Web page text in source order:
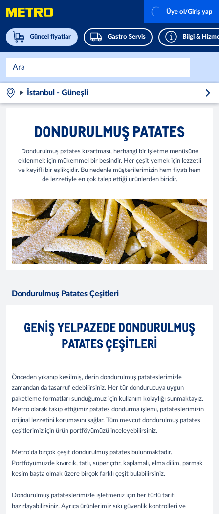
Güncel fiyatlar Gastro Servis Bilgi &
Üye ol/Giriş yap
İstanbul - Güneşli
DONDURULMUŞ PATATES
Dondurulmuş patates kızartması, herhangi bir işletme menüsüne
eklenmek için mükemmel bir besindir. Her çeşit yemek için lezzetli
ve keyifli bir eşlikçidir. Bu nedenle müşterilerimizin hem fiyatı hem
de lezzetiyle en çok talep ettiği ürünlerden biridir.
Dondurulmuş Patates Çeşitleri
GENIŞ YELPAZEDE DONDURULMUŞ
PATATES ÇEŞITLERI
Önceden yıkanıp kesilmiş, derin dondurulmuş patateslerimizle
zamandan da tasarruf edebilirsiniz. Her tür dondurucuya uygun
paketleme formatları sunduğumuz için kullanım kolaylığı sunmaktayız.
Metro olarak takip ettiğimiz patates dondurma işlemi, patateslerimizin
orijinal lezzetini korumasını sağlar. Tüm mevcut dondurulmuş patates
çeşitlerimiz için ürün portföyümüzü inceleyebilirsiniz.
Metro'da birçok çeşit dondurulmuş patates bulunmaktadır.
Portföyümüzde kıvırcık, tatlı, süper çıtır, kaplamalı, elma dilim, parmak
kesim başta olmak üzere birçok farklı çeşit bulabilirsiniz.
Dondurulmuş patateslerimizle işletmeniz için her türlü tarifi
hazırlayabilirsiniz. Ayrıca ürünlerimiz sıkı güvenlik kontrolleri ve